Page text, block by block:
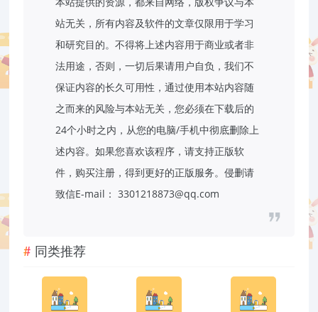
站无关，所有内容及软件的文章仅限用于学习
和研究目的。不得将上述内容用于商业或者非
法用途，否则，一切后果请用户自负，我们不
保证内容的长久可用性，通过使用本站内容随
之而来的风险与本站无关，您必须在下载后的
24个小时之内，从您的电脑/手机中彻底删除上
述内容。如果您喜欢该程序，请支持正版软
件，购买注册，得到更好的正版服务。侵删请
致信E-mail： 3301218873@qq.com
同类推荐